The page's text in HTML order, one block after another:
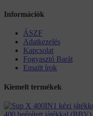
Információk
ÁSZF
Adatkezelés
Kapcsolat
Fogyasztó Barát
Emailt írok
Kiemelt termékek